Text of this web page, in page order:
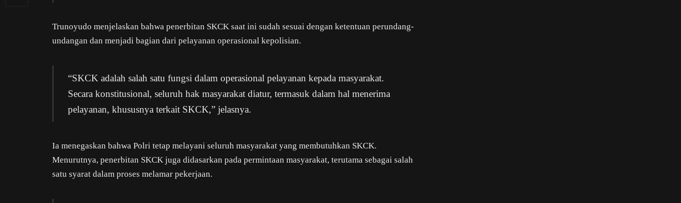
Trunoyudo menjelaskan bahwa penerbitan SKCK saat ini sudah sesuai dengan ketentuan perundang-
undangan dan menjadi bagian dari pelayanan operasional kepolisian.
“SKCK adalah salah satu fungsi dalam operasional pelayanan kepada masyarakat.
Secara konstitusional, seluruh hak masyarakat diatur, termasuk dalam hal menerima
pelayanan, khususnya terkait SKCK,” jelasnya.
Ia menegaskan bahwa Polri tetap melayani seluruh masyarakat yang membutuhkan SKCK.
Menurutnya, penerbitan SKCK juga didasarkan pada permintaan masyarakat, terutama sebagai salah
satu syarat dalam proses melamar pekerjaan.